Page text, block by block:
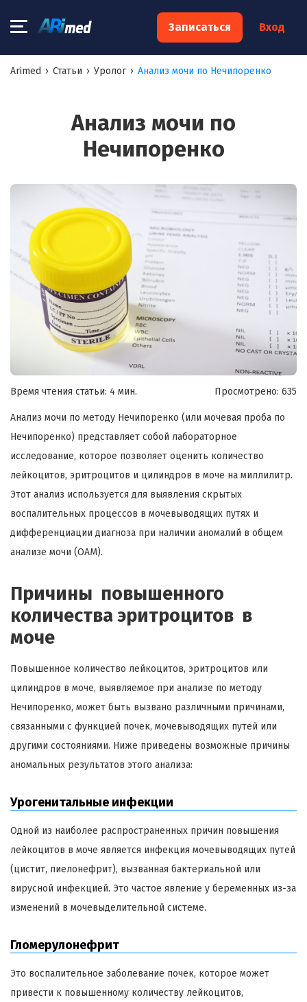
Записаться Вход
Arimed › Статьи › Уролог › Анализ мочи по Нечипоренко
Анализ мочи по
Нечипоренко
Время чтения статьи: 4 мин. Просмотрено: 635
Анализ мочи по методу Нечипоренко (или мочевая проба по
Нечипоренко) представляет собой лабораторное
исследование, которое позволяет оценить количество
лейкоцитов, эритроцитов и цилиндров в моче на миллилитр.
Этот анализ используется для выявления скрытых
воспалительных процессов в мочевыводящих путях и
дифференциации диагноза при наличии аномалий в общем
анализе мочи (ОАМ).
Причины повышенного
количества эритроцитов в
моче
Повышенное количество лейкоцитов, эритроцитов или
цилиндров в моче, выявляемое при анализе по методу
Нечипоренко, может быть вызвано различными причинами,
связанными с функцией почек, мочевыводящих путей или
другими состояниями. Ниже приведены возможные причины
аномальных результатов этого анализа:
Урогенитальные инфекции
Одной из наиболее распространенных причин повышения
лейкоцитов в моче является инфекция мочевыводящих путей
(цистит, пиелонефрит), вызванная бактериальной или
вирусной инфекцией. Это частое явление у беременных из-за
изменений в мочевыделительной системе.
Гломерулонефрит
Это воспалительное заболевание почек, которое может
привести к повышенному количеству лейкоцитов,
×
Запишитесь на консультацию к
Ваш e-mail:*
Я согласен наобработку моих персональных данных